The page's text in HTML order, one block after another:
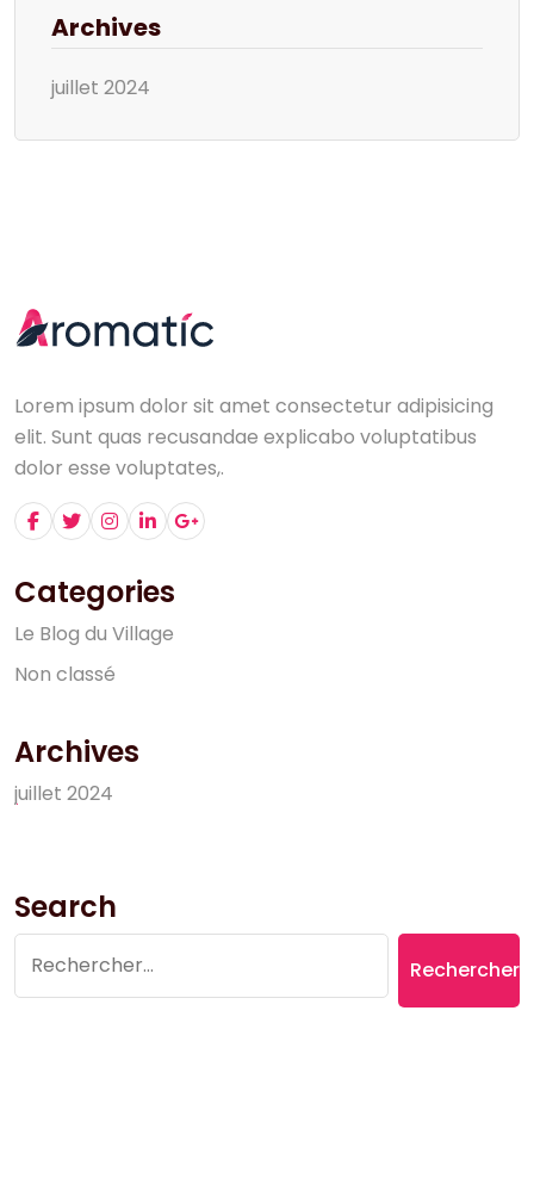
Archives
juillet 2024
Lorem ipsum dolor sit amet consectetur adipisicing
elit. Sunt quas recusandae explicabo voluptatibus
dolor esse voluptates,.
Categories
Le Blog du Village
Non classé
Archives
juillet 2024
Search